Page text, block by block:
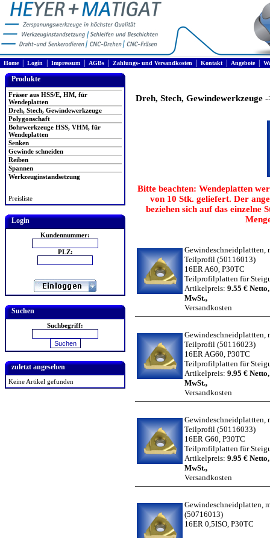
Home| Login Impressum AGBs Zahlungs- und Versandkosten Kontakt| Angebote|
Produkte
Fräser aus HSS/E, HM, für
Wendeplatten
Dreh, Stech, Gewindewerkzeuge
Polygonschaft
Bohrwerkzeuge HSS, VHM, für
Wendeplatten
Senken
Gewinde schneiden
Reiben
Spannen
Werkzeuginstandsetzung
Preisliste
Login
Kundennummer:
PLZ:
Suchen
Suchbegriff:
zuletzt angesehen
Keine Artikel gefunden
Dreh, Stech, Gewindewerkzeuge-
Bitte beachten: Wendeplatten
von 10 Stk. geliefert. Der
beziehen sich auf das einzelne
Gewindeschneidplattten,
Teilprofil (50116013)
16ER A60, P30TC
Teilprofilplatten für
Artikelpreis: 9.55 €
MwSt.,
Versandkosten
Gewindeschneidplattten,
Teilprofil (50116023)
16ER AG60, P30TC
Teilprofilplatten für
Artikelpreis: 9.95 €
MwSt.,
Versandkosten
Gewindeschneidplattten,
Teilprofil (50116033)
16ER G60, P30TC
Teilprofilplatten für
Artikelpreis: 9.95 €
MwSt.,
Versandkosten
Gewindeschneidplatten,
(50716013)
16ER 0,5ISO, P30TC